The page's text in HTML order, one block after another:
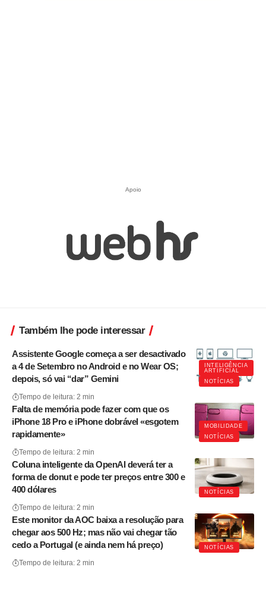
Apoio
Também lhe pode interessar
INTELIGÊNCIA
ARTIFICIAL
NOTÍCIAS
Assistente Google começa a ser desactivado
a 4 de Setembro no Android e no Wear OS;
depois, só vai “dar” Gemini
Tempo de leitura: 2 min
MOBILIDADE
NOTÍCIAS
Falta de memória pode fazer com que os
iPhone 18 Pro e iPhone dobrável «esgotem
rapidamente»
Tempo de leitura: 2 min
NOTÍCIAS
Coluna inteligente da OpenAI deverá ter a
forma de donut e pode ter preços entre 300 e
400 dólares
Tempo de leitura: 2 min
NOTÍCIAS
Este monitor da AOC baixa a resolução para
chegar aos 500 Hz; mas não vai chegar tão
cedo a Portugal (e ainda nem há preço)
Tempo de leitura: 2 min